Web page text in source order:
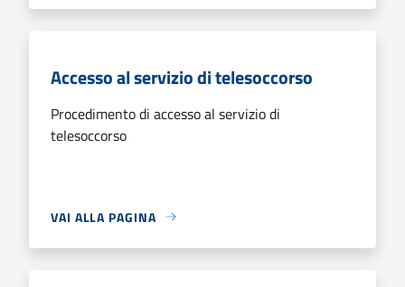
Accesso al servizio di telesoccorso
Procedimento di accesso al servizio di
telesoccorso
VAI ALLA PAGINA